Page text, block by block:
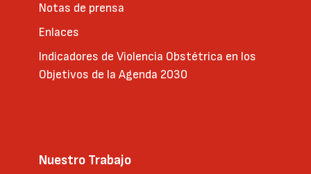
Notas de prensa
Enlaces
Indicadores de Violencia Obstétrica en los
Objetivos de la Agenda 2030
Nuestro Trabajo